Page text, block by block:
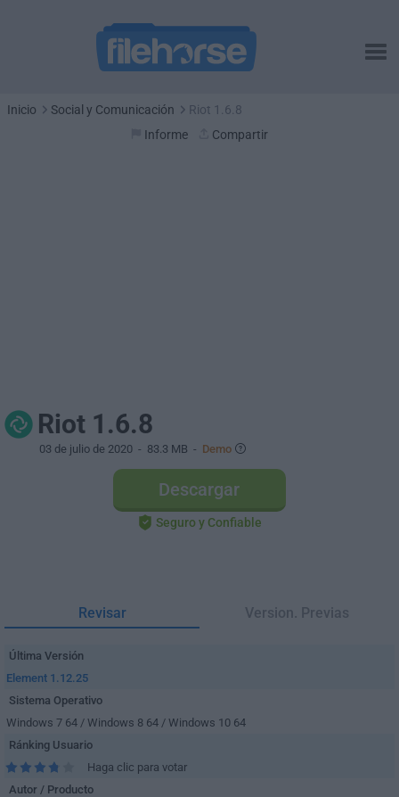
Inicio Social y Comunicación
Riot 1.6.8
Informe
Compartir
Riot 1.6.8
03 de julio de 2020 - 83.3 MB - Demo
Descargar
Seguro y Confiable
Revisar Version. Previas
Última Versión
Element 1.12.25
Sistema Operativo
Windows 7 64 / Windows 8 64 / Windows 10 64
Ránking Usuario
Haga clic para votar
Autor / Producto